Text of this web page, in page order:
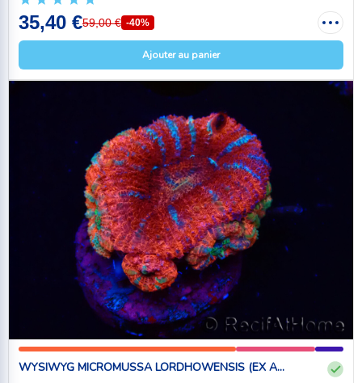
35,40 €59,00 € -40%
Ajouter au panier
WYSIWYG MICROMUSSA LORDHOWENSIS (EX A...